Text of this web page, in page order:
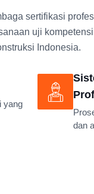
sertifikasi
uji
Indonesia.
yang
dan